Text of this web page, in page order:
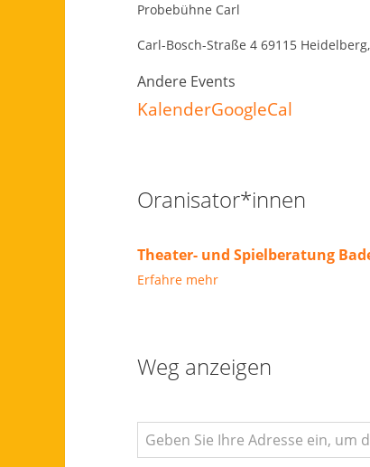
Probebühne Carl
Carl-Bosch-Straße 4 69115
Andere Events
KalenderGoogleCal
Oranisator*innen
Theater- und Spielberatung
Erfahre mehr
Weg anzeigen